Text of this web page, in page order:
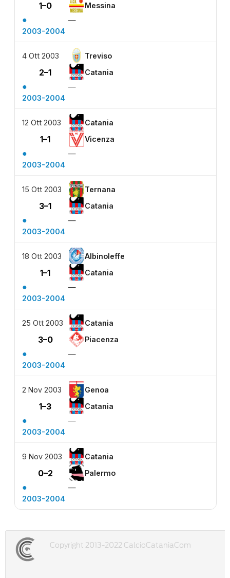
1–0 Messina
●
—
2003-2004
4 Ott 2003 Treviso
2–1 Catania
●
—
2003-2004
12 Ott 2003 Catania
1–1 Vicenza
●
—
2003-2004
15 Ott 2003 Ternana
3–1 Catania
●
—
2003-2004
18 Ott 2003 Albinoleffe
1–1 Catania
●
—
2003-2004
25 Ott 2003 Catania
3–0 Piacenza
●
—
2003-2004
2 Nov 2003 Genoa
1–3 Catania
●
—
2003-2004
9 Nov 2003 Catania
0–2 Palermo
●
—
2003-2004
Copyright 2013-2022 CalcioCataniaCom